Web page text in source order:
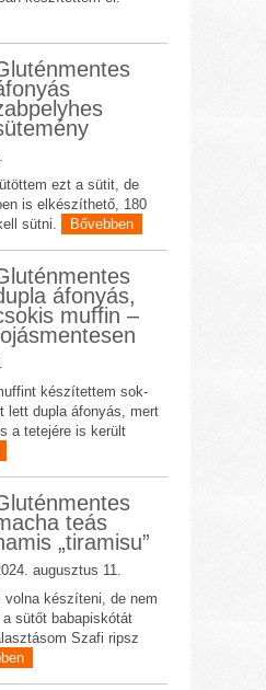
ezt a sütit, de
is elkészíthető, 180
sütni.
Bővebben
áfonyás,
muffin –
készítettem sok-
lett dupla áfonyás, mert
a tetejére is került
teás
„tiramisu”
augusztus 11.
készíteni, de nem
sütőt babapiskótát
Szafi ripsz